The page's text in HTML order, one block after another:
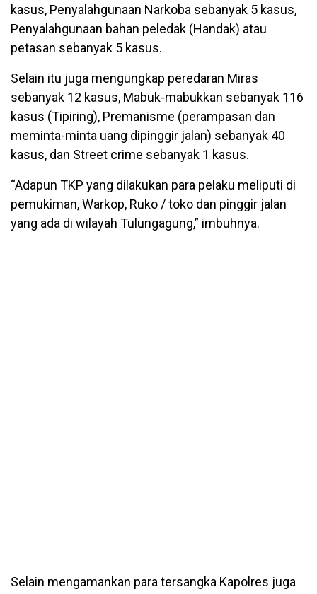
kasus, Penyalahgunaan Narkoba sebanyak 5 kasus,
Penyalahgunaan bahan peledak (Handak) atau
petasan sebanyak 5 kasus.
Selain itu juga mengungkap peredaran Miras
sebanyak 12 kasus, Mabuk-mabukkan sebanyak 116
kasus (Tipiring), Premanisme (perampasan dan
meminta-minta uang dipinggir jalan) sebanyak 40
kasus, dan Street crime sebanyak 1 kasus.
“Adapun TKP yang dilakukan para pelaku meliputi di
pemukiman, Warkop, Ruko / toko dan pinggir jalan
yang ada di wilayah Tulungagung,” imbuhnya.
Selain mengamankan para tersangka Kapolres juga